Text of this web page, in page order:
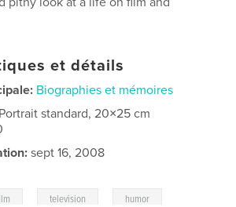
et détails
Biographies et mémoires
Portrait standard, 20×25 cm
sept 16, 2008
television humor